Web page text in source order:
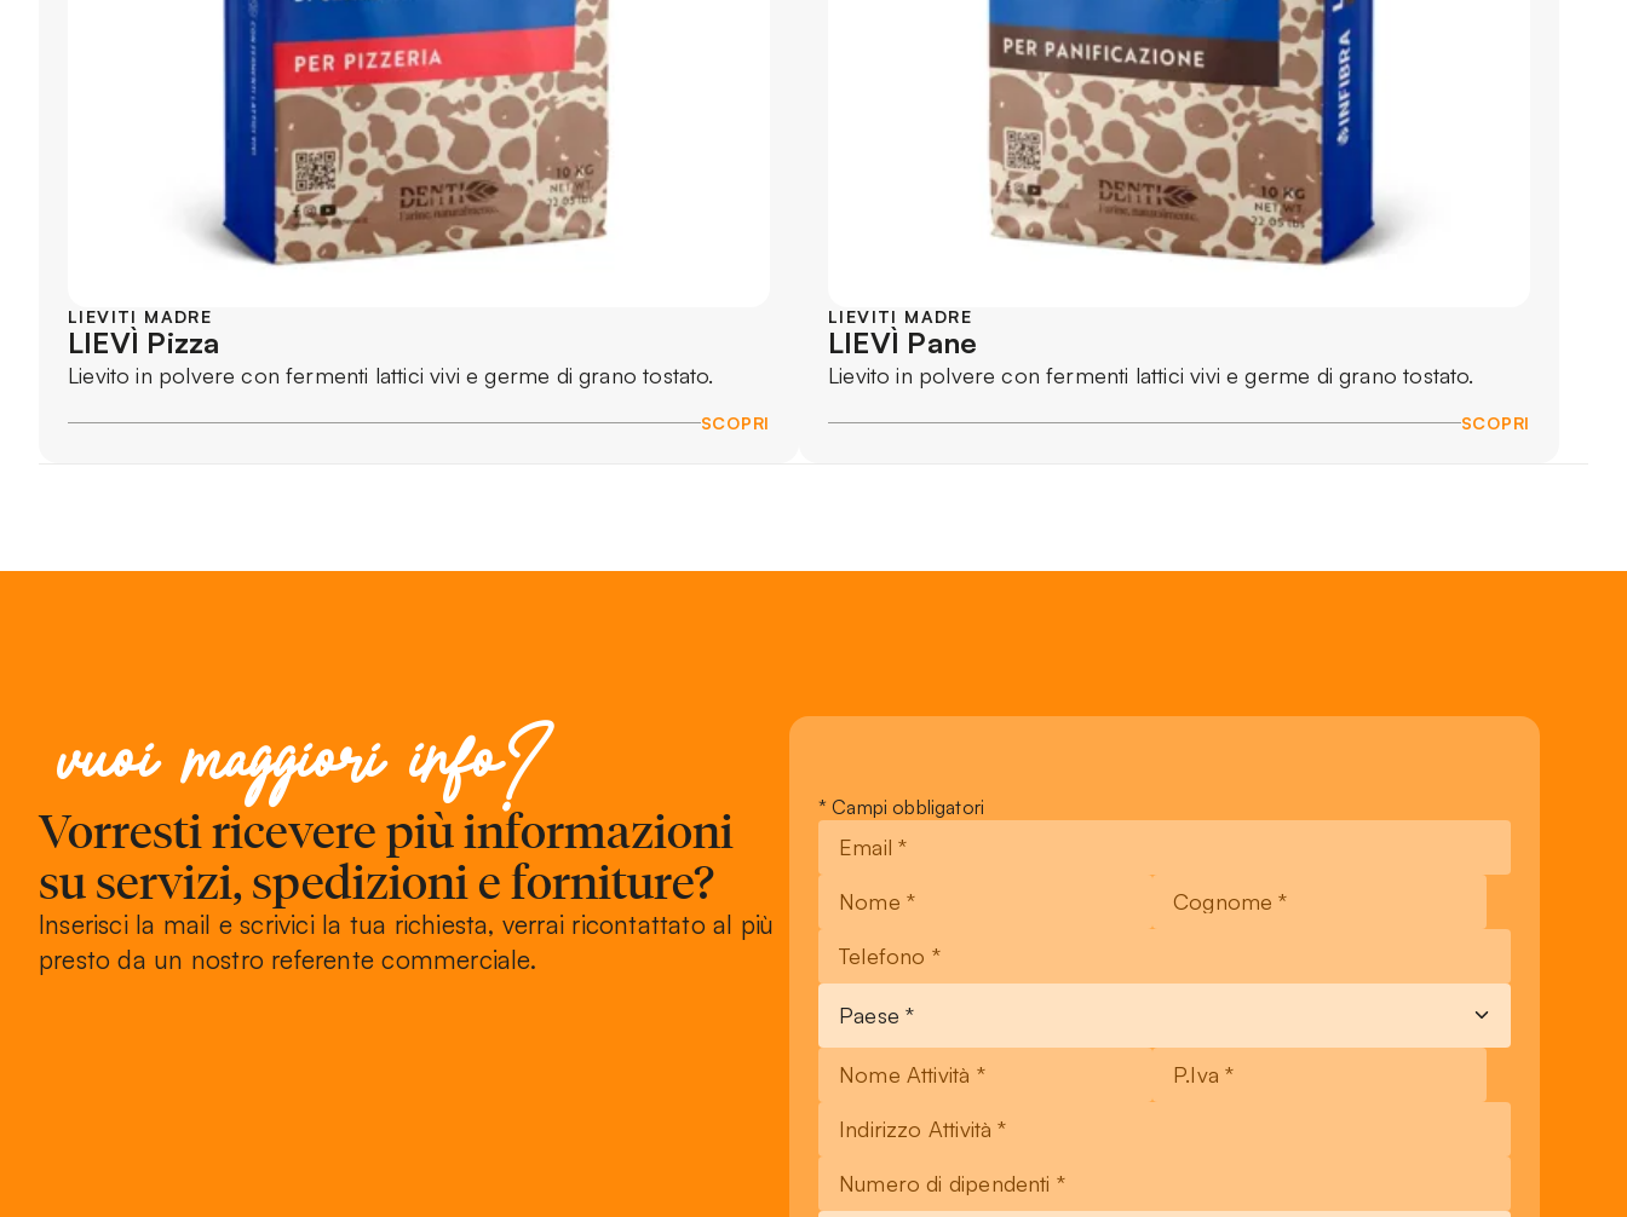
LIEVITI MADRE
LIEVÌ Pizza
Lievito in polvere con fermenti lattici vivi e germe di grano tostato.
SCOPRI
LIEVITI MADRE
LIEVÌ Pane
Lievito in polvere con fermenti lattici vivi e germe di grano tostato.
SCOPRI
vuoi maggiori info?
Vorresti ricevere più informazioni
su servizi, spedizioni e forniture?
Inserisci la mail e scrivici la tua richiesta, verrai ricontattato al più
presto da un nostro referente commerciale.
Leave
field
* Campi obbligatori